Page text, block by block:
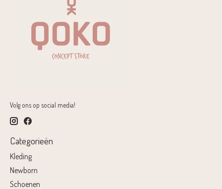
Volg ons op social media!
Categorieën
Kleding
Newborn
Schoenen